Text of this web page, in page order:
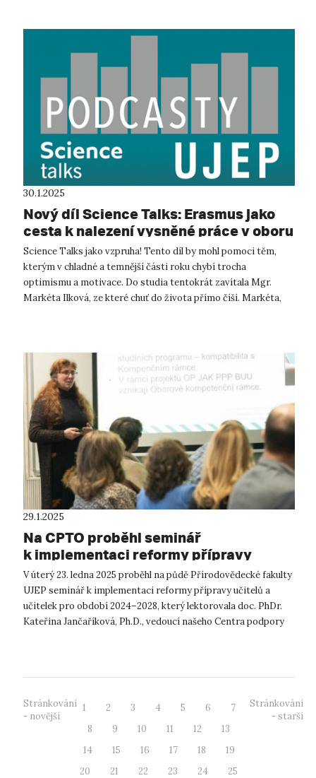
30.1.2025
Nový díl Science Talks: Erasmus jako
cesta k nalezení vysněné práce v oboru
Science Talks jako vzpruha! Tento díl by mohl pomoci těm,
kterým v chladné a temnější části roku chybí trocha
optimismu a motivace. Do studia tentokrát zavítala Mgr.
Markéta Ilková, ze které chuť do života přímo číší. Markéta,
29.1.2025
Na CPTO proběhl seminář
k implementaci reformy přípravy
učitelů a učitelek
V úterý 23. ledna 2025 proběhl na půdě Přírodovědecké fakulty
UJEP seminář k implementaci reformy přípravy učitelů a
učitelek pro období 2024–2028, který lektorovala doc. PhDr.
Kateřina Jančaříková, Ph.D., vedoucí našeho Centra podpory
Stránkování
- novější
1 2 3 4 5 6
7
8
9 10 11 12
13
14
15 16 17 18
19
20
21 22 23 24
25
Stránkování
- starší